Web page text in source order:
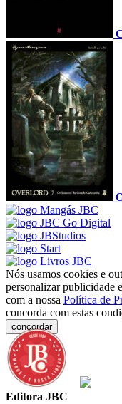
Nós usamos cookies e
personalizar publicidade
com a nossa Política de
concorda com estas
concordar
Editora JBC